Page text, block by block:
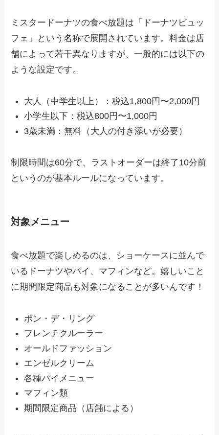
ミスタードーナツの食べ放題は「ドーナツビュッ
フェ」という名称で展開されています。料金は店
舗によって若干異なりますが、一般的には以下の
ような設定です。
大人（中学生以上）：税込1,800円〜2,000円
小学生以下：税込800円〜1,000円
3歳未満：無料（大人の付き添いが必要）
制限時間は60分で、ラストオーダーは終了10分前
というのが基本ルールになっています。
対象メニュー
食べ放題で楽しめるのは、ショーケースに並んで
いるドーナツやパイ、マフィンなど。嬉しいこと
に期間限定商品も対象になることが多いんです！
ポン・デ・リング
フレンチクルーラー
オールドファッション
エンゼルクリーム
各種パイメニュー
マフィン類
期間限定商品（店舗による）